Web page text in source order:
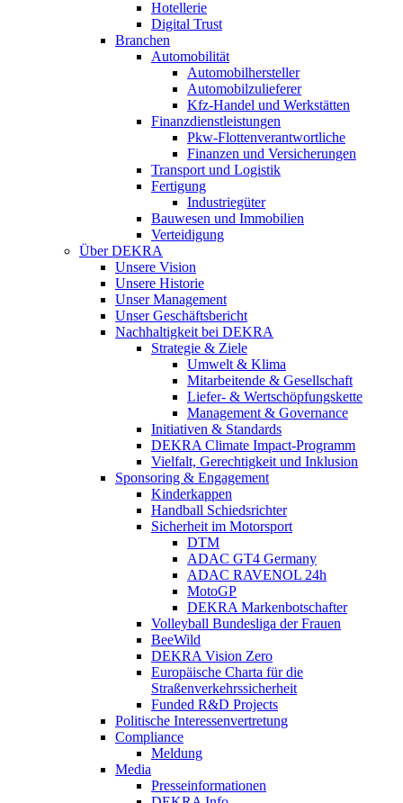
Hotellerie
Digital Trust
Branchen
Automobilität
Automobilhersteller
Automobilzulieferer
Kfz-Handel und Werkstätten
Finanzdienstleistungen
Pkw‑Flottenverantwortliche
Finanzen und Versicherungen
Transport und Logistik
Fertigung
Industriegüter
Bauwesen und Immobilien
Verteidigung
Über DEKRA
Unsere Vision
Unsere Historie
Unser Management
Unser Geschäftsbericht
Nachhaltigkeit bei DEKRA
Strategie & Ziele
Umwelt & Klima
Mitarbeitende & Gesellschaft
Liefer- & Wertschöpfungskette
Management & Governance
Initiativen & Standards
DEKRA Climate Impact-Programm
Vielfalt, Gerechtigkeit und Inklusion​
Sponsoring & Engagement
Kinderkappen
Handball Schiedsrichter
Sicherheit im Motorsport
DTM
ADAC GT4 Germany
ADAC RAVENOL 24h
MotoGP
DEKRA Markenbotschafter
Volleyball Bundesliga der Frauen
BeeWild
DEKRA Vision Zero
Europäische Charta für die
Straßenverkehrssicherheit
Funded R&D Projects
Politische Interessenvertretung
Compliance
Meldung
Media
Presseinformationen